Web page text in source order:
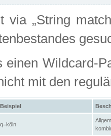
via „String
einen Wildcard-
mit den
Beispiel
q=köln